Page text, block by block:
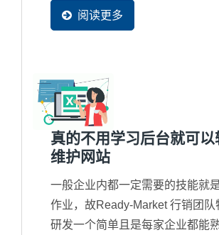
多国语系网页产生，并且可以被收
当地的搜寻引擎资料库里，这样才
阅读更多
真的不用学习后台就可以
维护网站
一般企业内都一定需要的技能就
作业，故Ready-Market 行销团队
研发一个简单且是每家企业都能